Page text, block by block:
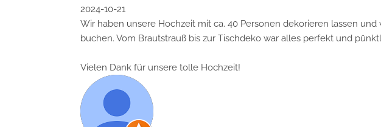
2024-10-21
Wir haben unsere Hochzeit mit ca. 40 Personen dekorieren lassen und
buchen. Vom Brautstrauß bis zur Tischdeko war alles perfekt und
Vielen Dank für unsere tolle Hochzeit!